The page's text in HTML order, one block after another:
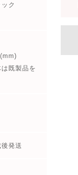
ク
既製品を
発送